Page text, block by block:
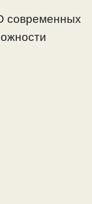
современных